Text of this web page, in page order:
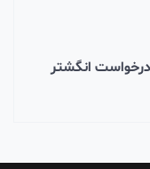
درخواست انگشتر